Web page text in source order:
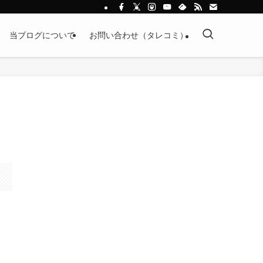
当ブログについて お問い合わせ（タレコミ）